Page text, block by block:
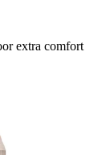
extra comfort